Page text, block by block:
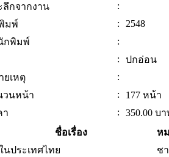
ลึกจากงาน
:
มพ์
:
2548
กพิมพ์
:
:
ปกอ่อน
ยเหตุ
:
วนหน้า
:
177 หน้า
า
: 350.00 บา
ชื่อเรื่อง
ห
นประเทศไทย
ช